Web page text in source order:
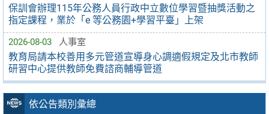
保訓會辦理115年公務人員行政中立數位學習暨抽獎活動之
指定課程，業於「e 等公務園+學習平臺」上架
2026-08-03 人事室
教育局請本校善用多元管道宣導身心調適假規定及北市教師
研習中心提供教師免費諮商輔導管道
依公告類別彙總